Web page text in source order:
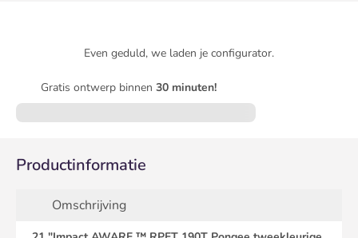
Even geduld, we laden je configurator.
Gratis ontwerp binnen 30 minuten!
Productinformatie
Omschrijving